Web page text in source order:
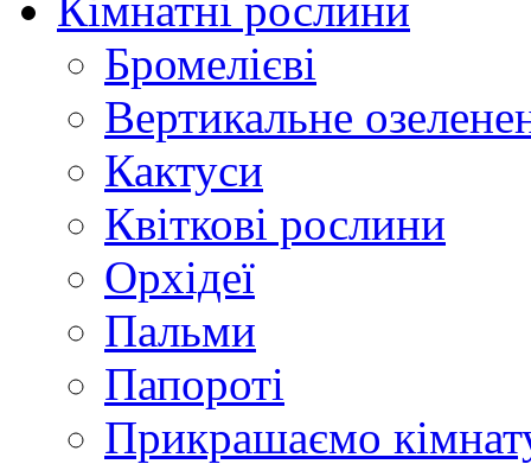
Бромелієві
Вертикальне
Кактуси
Квіткові рослини
Орхідеї
Пальми
Папороті
Прикрашаємо